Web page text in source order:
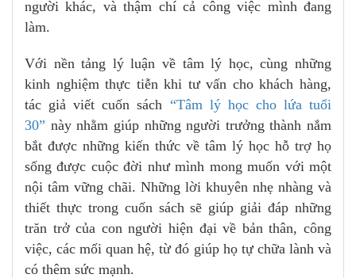
người khác, và thậm chí cả công việc mình đang
làm.
Với nền tảng lý luận về tâm lý học, cùng những
kinh nghiệm thực tiễn khi tư vấn cho khách hàng,
tác giả viết cuốn sách “Tâm lý học cho lứa tuổi
30” này nhằm giúp những người trưởng thành nắm
bắt được những kiến thức về tâm lý học hỗ trợ họ
sống được cuộc đời như mình mong muốn với một
nội tâm vững chãi. Những lời khuyên nhẹ nhàng và
thiết thực trong cuốn sách sẽ giúp giải đáp những
trăn trở của con người hiện đại về bản thân, công
việc, các mối quan hệ, từ đó giúp họ tự chữa lành và
có thêm sức mạnh.